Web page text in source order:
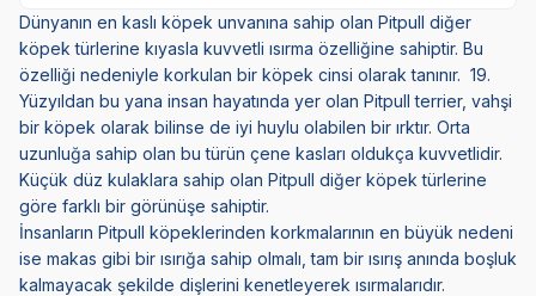
Dünyanın en kaslı köpek unvanına sahip olan Pitpull diğer
köpek türlerine kıyasla kuvvetli ısırma özelliğine sahiptir. Bu
özelliği nedeniyle korkulan bir köpek cinsi olarak tanınır. 19.
Yüzyıldan bu yana insan hayatında yer olan Pitpull terrier, vahşi
bir köpek olarak bilinse de iyi huylu olabilen bir ırktır. Orta
uzunluğa sahip olan bu türün çene kasları oldukça kuvvetlidir.
Küçük düz kulaklara sahip olan Pitpull diğer köpek türlerine
göre farklı bir görünüşe sahiptir.
İnsanların Pitpull köpeklerinden korkmalarının en büyük nedeni
ise makas gibi bir ısırığa sahip olmalı, tam bir ısırış anında boşluk
kalmayacak şekilde dişlerini kenetleyerek ısırmalarıdır.